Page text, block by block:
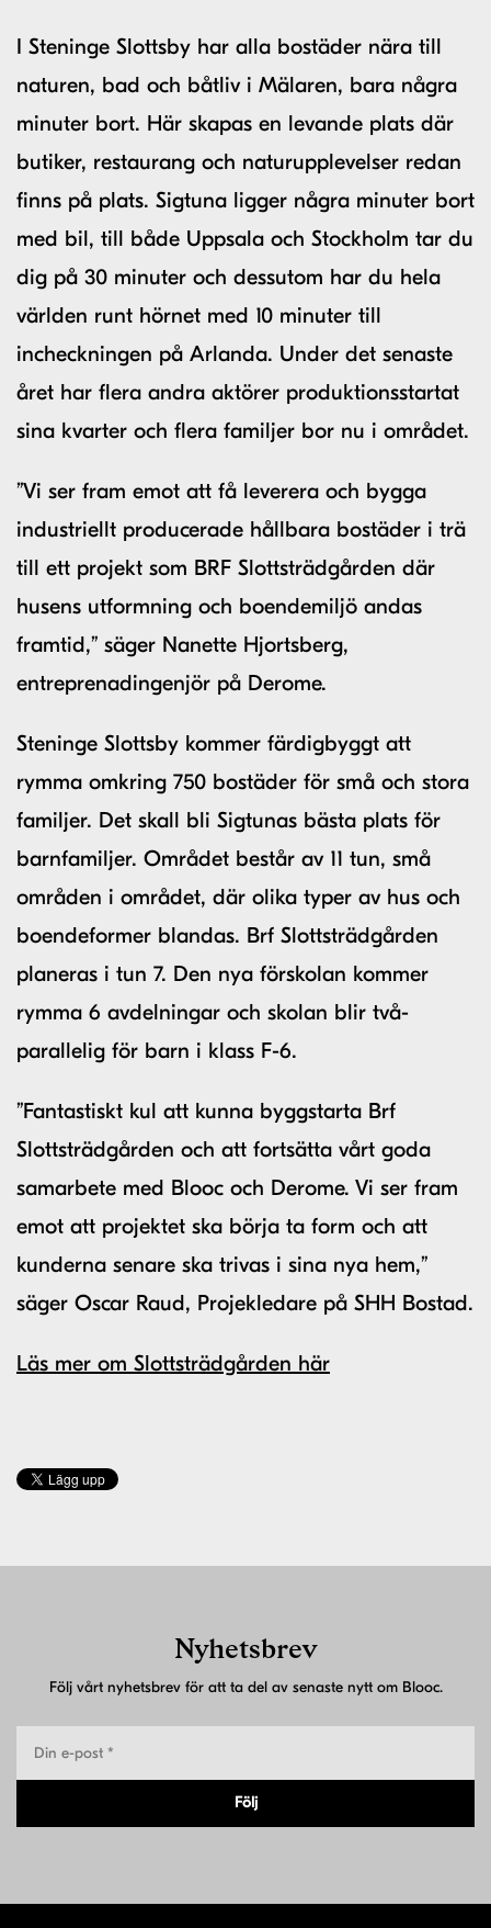
I Steninge Slottsby har alla bostäder nära till
naturen, bad och båtliv i Mälaren, bara några
minuter bort. Här skapas en levande plats där
butiker, restaurang och naturupplevelser redan
finns på plats. Sigtuna ligger några minuter bort
med bil, till både Uppsala och Stockholm tar du
dig på 30 minuter och dessutom har du hela
världen runt hörnet med 10 minuter till
incheckningen på Arlanda. Under det senaste
året har flera andra aktörer produktionsstartat
sina kvarter och flera familjer bor nu i området.
”Vi ser fram emot att få leverera och bygga
industriellt producerade hållbara bostäder i trä
till ett projekt som BRF Slottsträdgården där
husens utformning och boendemiljö andas
framtid,” säger Nanette Hjortsberg,
entreprenadingenjör på Derome.
Steninge Slottsby kommer färdigbyggt att
rymma omkring 750 bostäder för små och stora
familjer. Det skall bli Sigtunas bästa plats för
barnfamiljer. Området består av 11 tun, små
områden i området, där olika typer av hus och
boendeformer blandas. Brf Slottsträdgården
planeras i tun 7. Den nya förskolan kommer
rymma 6 avdelningar och skolan blir två-
parallelig för barn i klass F-6.
”Fantastiskt kul att kunna byggstarta Brf
Slottsträdgården och att fortsätta vårt goda
samarbete med Blooc och Derome. Vi ser fram
emot att projektet ska börja ta form och att
kunderna senare ska trivas i sina nya hem,”
säger Oscar Raud, Projekledare på SHH Bostad.
Läs mer om Slottsträdgården här
Nyhetsbrev
Följ vårt nyhetsbrev för att ta del av senaste nytt om Blooc.
Följ